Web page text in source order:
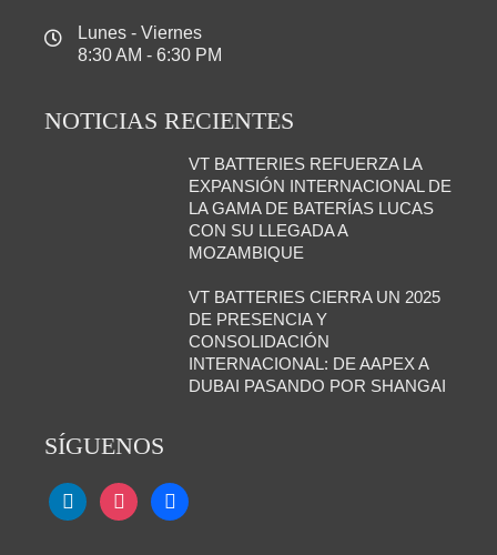
Lunes - Viernes
8:30 AM - 6:30 PM
NOTICIAS RECIENTES
VT BATTERIES REFUERZA LA
EXPANSIÓN INTERNACIONAL DE
LA GAMA DE BATERÍAS LUCAS
CON SU LLEGADA A
MOZAMBIQUE
VT BATTERIES CIERRA UN 2025
DE PRESENCIA Y
CONSOLIDACIÓN
INTERNACIONAL: DE AAPEX A
DUBAI PASANDO POR SHANGAI
SÍGUENOS